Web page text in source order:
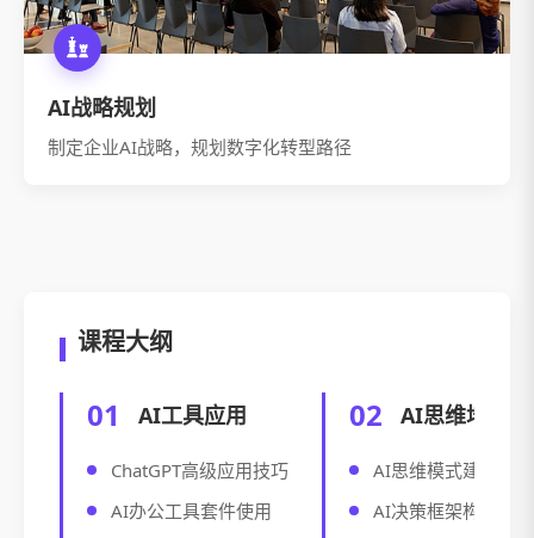
AI战略规划
制定企业AI战略，规划数字化转型路径
课程大纲
01 AI工具应用
ChatGPT高级应用技巧
AI办公工具套件使用
02 AI思维培养
AI思维模式建立
AI决策框架构建